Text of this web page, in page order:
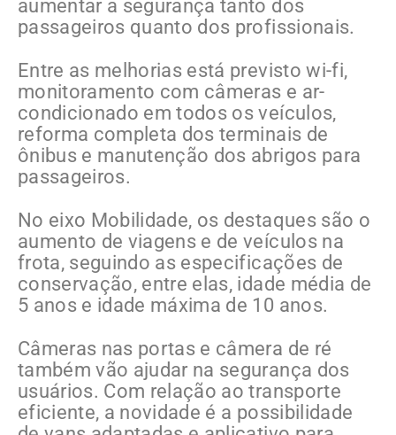
aumentar a segurança tanto dos
passageiros quanto dos profissionais.
Entre as melhorias está previsto wi-fi,
monitoramento com câmeras e ar-
condicionado em todos os veículos,
reforma completa dos terminais de
ônibus e manutenção dos abrigos para
passageiros.
No eixo Mobilidade, os destaques são o
aumento de viagens e de veículos na
frota, seguindo as especificações de
conservação, entre elas, idade média de
5 anos e idade máxima de 10 anos.
Câmeras nas portas e câmera de ré
também vão ajudar na segurança dos
usuários. Com relação ao transporte
eficiente, a novidade é a possibilidade